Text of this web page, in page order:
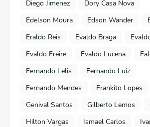
Diego Jimenez
Dory Casa Nova
Edelson Moura
Edson Wander
Eraldo Reis
Evaldo Braga
Evaldo Freire
Evaldo Lucena
Fernando Lelis
Fernando Luiz
Fernando Mendes
Frankito Lopes
Genival Santos
Gilberto Lemos
Hilton Vargas
Ismael Carlos